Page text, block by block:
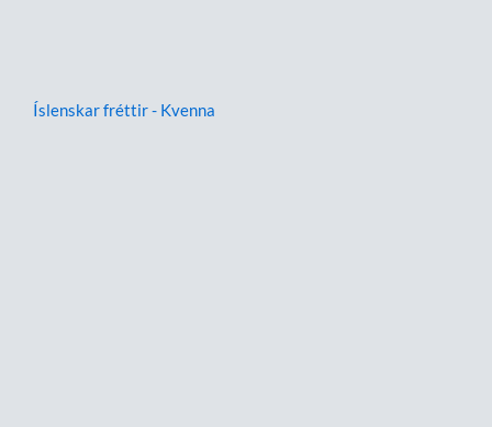
Íslenskar fréttir - Kvenna